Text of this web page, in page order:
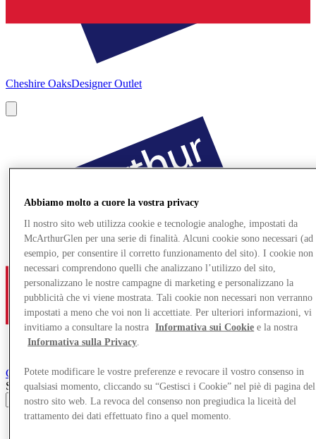
Cheshire OaksDesigner Outlet
Cheshire OaksDesigner Outlet
Search input
Abbiamo molto a cuore la vostra privacy
Il nostro sito web utilizza cookie e tecnologie analoghe, impostati da
McArthurGlen per una serie di finalità. Alcuni cookie sono necessari (ad
esempio, per consentire il corretto funzionamento del sito). I cookie non
necessari comprendono quelli che analizzano l’utilizzo del sito,
personalizzano le nostre campagne di marketing e personalizzano la
pubblicità che vi viene mostrata. Tali cookie non necessari non verranno
impostati a meno che voi non li accettiate. Per ulteriori informazioni, vi
invitiamo a consultare la nostra
Informativa sui Cookie e la nostra
Informativa sulla Privacy
Potete modificare le vostre preferenze e revocare il vostro consenso in
qualsiasi momento, cliccando su “Gestisci i Cookie” nel piè di pagina del
nostro sito web. La revoca del consenso non pregiudica la liceità del
trattamento dei dati effettuato fino a quel momento.